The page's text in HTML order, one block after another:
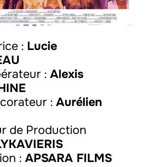
: Lucie
: Alexis
: Aurélien
de Production
: APSARA FILMS